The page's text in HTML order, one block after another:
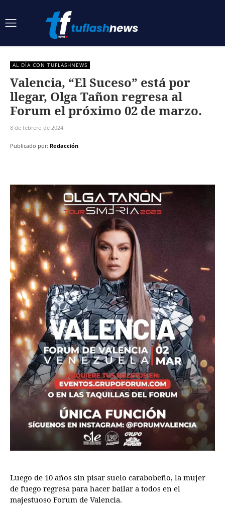
AL DÍA CON TUFLASHNEWS
Valencia, “El Suceso” está por
llegar, Olga Tañon regresa al
Forum el próximo 02 de marzo.
8 de febrero de 2024
Publicado por: Redacción
Luego de 10 años sin pisar suelo carabobeño, la mujer
de fuego regresa para hacer bailar a todos en el
majestuoso Forum de Valencia.